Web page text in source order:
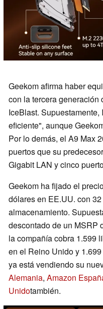
Geekom afirma haber
con la tercera generación
IceBlast.
eficiente", aunque
Por lo demás, el A9 Max
puertos que su
Gigabit LAN y cinco
Geekom ha fijado el
dólares en EE.UU. con
almacenamiento.
descontado de un MSRP
la compañía cobra 1.599
en el Reino Unido y
ya está vendiendo su
Alemania, Amazon
Unidotambién.